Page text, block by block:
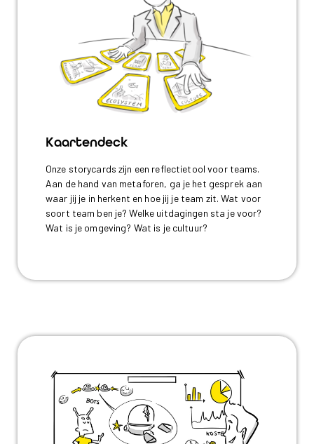
Kaartendeck
Onze storycards zijn een reflectietool voor teams.
Aan de hand van metaforen, ga je het gesprek aan
waar jij je in herkent en hoe jij je team zit. Wat voor
soort team ben je? Welke uitdagingen sta je voor?
Wat is je omgeving? Wat is je cultuur?